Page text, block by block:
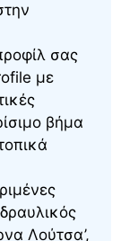
σας
με
βήμα
Λούτσα’,